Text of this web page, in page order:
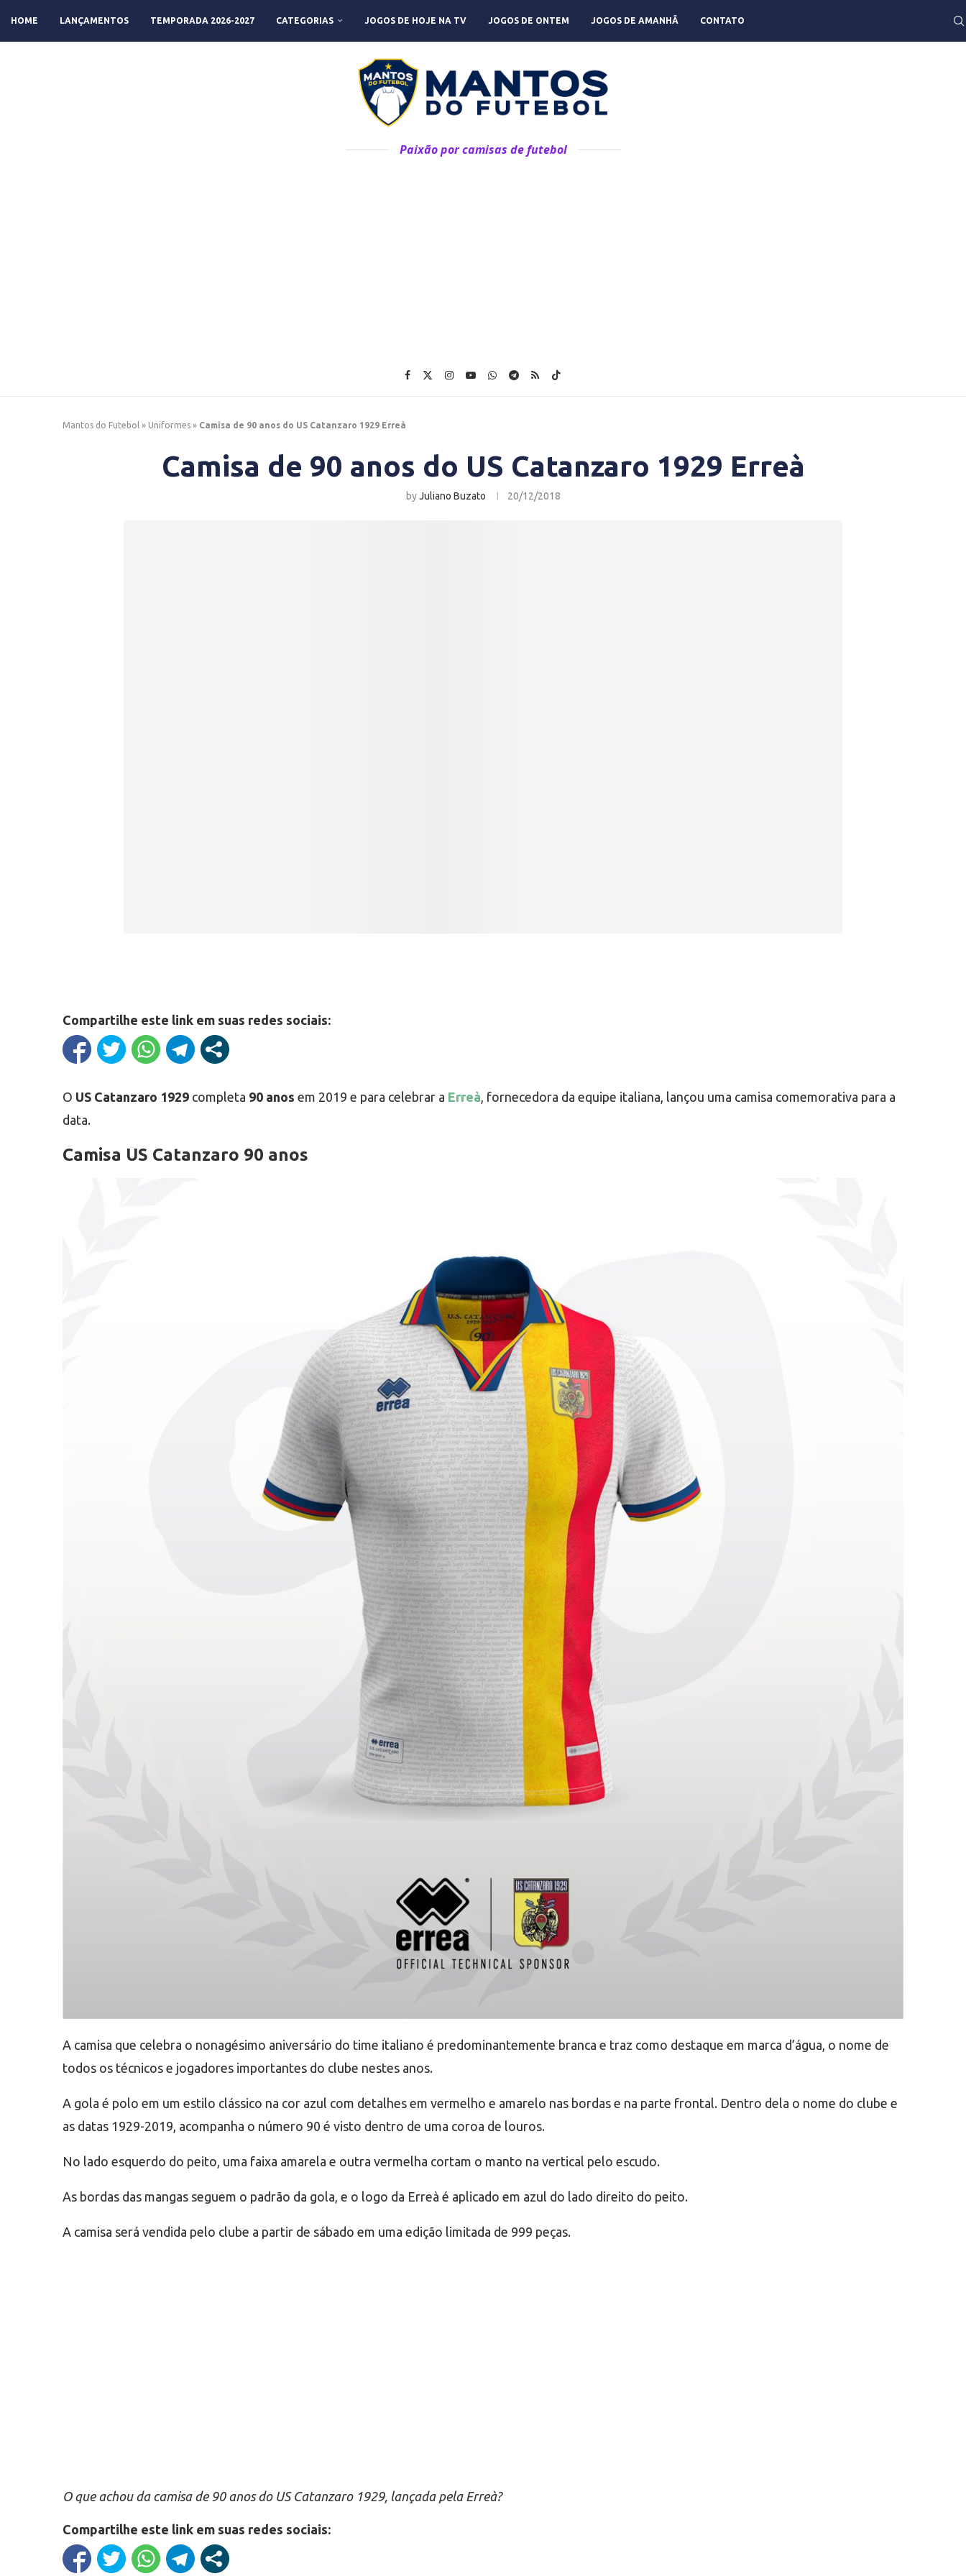
HOME LANÇAMENTOS TEMPORADA 2026-2027 CATEGORIAS JOGOS DE HOJE NA TV JOGOS DE ONTEM JOGOS DE AMANHÃ CONTATO
Paixão por camisas de futebol
Mantos do Futebol » Uniformes » Camisa de 90 anos do US Catanzaro 1929 Erreà
Camisa de 90 anos do US Catanzaro 1929 Erreà
byJuliano Buzato 20/12/2018
Compartilhe este link em suas redes sociais:
O US Catanzaro 1929 completa 90 anos em 2019 e para celebrar a Erreà, fornecedora da equipe italiana, lançou uma camisa comemorativa para a
data.
Camisa US Catanzaro 90 anos
A camisa que celebra o nonagésimo aniversário do time italiano é predominantemente branca e traz como destaque em marca d’água, o nome de
todos os técnicos e jogadores importantes do clube nestes anos.
A gola é polo em um estilo clássico na cor azul com detalhes em vermelho e amarelo nas bordas e na parte frontal. Dentro dela o nome do clube e
as datas 1929-2019, acompanha o número 90 é visto dentro de uma coroa de louros.
No lado esquerdo do peito, uma faixa amarela e outra vermelha cortam o manto na vertical pelo escudo.
As bordas das mangas seguem o padrão da gola, e o logo da Erreà é aplicado em azul do lado direito do peito.
A camisa será vendida pelo clube a partir de sábado em uma edição limitada de 999 peças.
O que achou da camisa de 90 anos do US Catanzaro 1929, lançada pela Erreà?
Compartilhe este link em suas redes sociais: